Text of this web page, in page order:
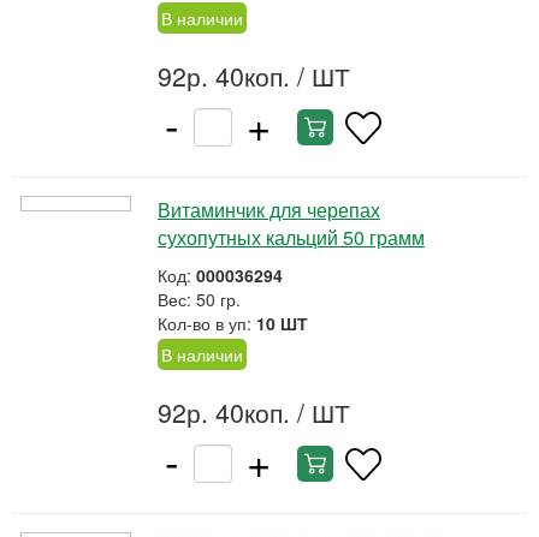
В наличии
92р. 40коп. / ШТ
- +
Витаминчик для черепах
сухопутных кальций 50 грамм
Код: 000036294
Вес: 50 гр.
Кол-во в уп: 10 ШТ
В наличии
92р. 40коп. / ШТ
- +